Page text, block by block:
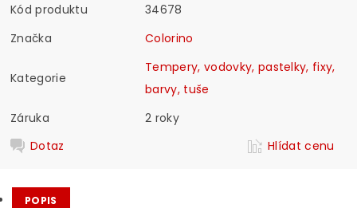
Kód produktu
34678
Značka
Colorino
Kategorie
Tempery, vodovky, pastelky, fixy,
barvy, tuše
Záruka
2 roky
Dotaz
Hlídat cenu
POPIS